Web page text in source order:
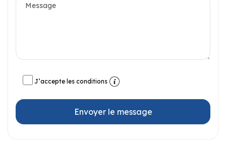
J’accepte les conditions
Envoyer le message